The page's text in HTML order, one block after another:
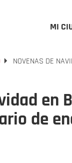
MI
NOVENAS DE
en
de